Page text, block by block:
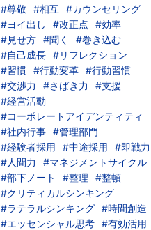
#尊敬
#相互
#カウンセリング
#ヨイ出し
#改正点
#効率
#見せ方 #聞く
#巻き込む
#自己成長 #リフレクション
#習慣 #行動変革 #行動習慣
#交渉力
#さばき力
#支援
#経営活動
#コーポレートアイデンティティ
#社内行事 #管理部門
#経験者採用
#中途採用
#即戦力
#人間力
#マネジメントサイクル
#部下ノート
#整理
#整頓
#クリティカルシンキング
#ラテラルシンキング #時間創造
#エッセンシャル思考 #有効活用